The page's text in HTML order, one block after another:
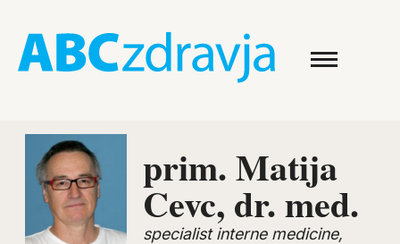
prim. Matija
Cevc, dr. med.
specialist interne medicine,